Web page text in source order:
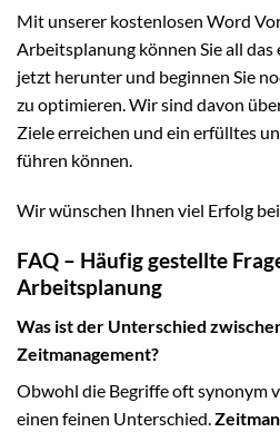
Mit unserer kostenlosen Word
Arbeitsplanung können Sie all das
jetzt herunter und beginnen Sie
zu optimieren. Wir sind davon
Ziele erreichen und ein erfülltes
führen können.
Wir wünschen Ihnen viel Erfolg
FAQ – Häufig gestellte
Arbeitsplanung
Was ist der Unterschied
Zeitmanagement?
Obwohl die Begriffe oft synonym
einen feinen Unterschied.